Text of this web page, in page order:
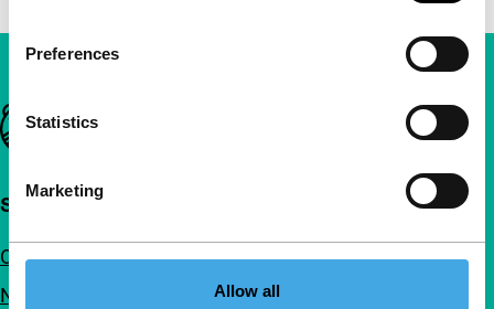
Preferences
Statistics
Marketing
Allow all
Belangrijke links
Snel naar
Over ons
Nieuwsbrieven